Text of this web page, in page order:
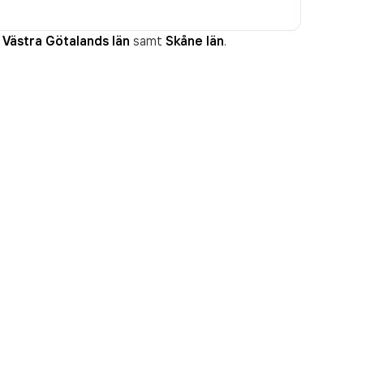
Västra Götalands län samt Skåne län.